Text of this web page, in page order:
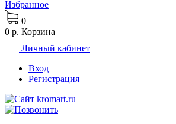
Избранное
0
0 р. Корзина
Личный кабинет
Вход
Регистрация